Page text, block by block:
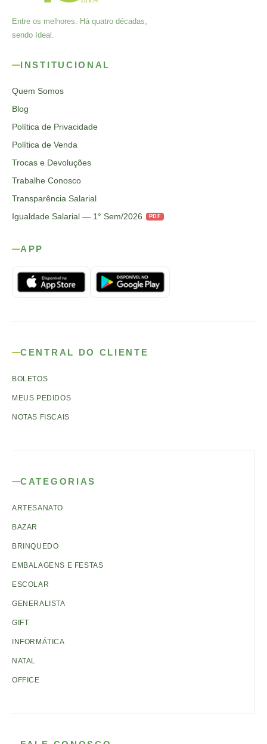
Entre os melhores. Há quatro décadas,
sendo Ideal.
INSTITUCIONAL
Quem Somos
Blog
Política de Privacidade
Política de Venda
Trocas e Devoluções
Trabalhe Conosco
Transparência Salarial
Igualdade Salarial — 1° Sem/2026
PDF
APP
CENTRAL DO CLIENTE
BOLETOS
MEUS PEDIDOS
NOTAS FISCAIS
CATEGORIAS
ARTESANATO
BAZAR
BRINQUEDO
EMBALAGENS E FESTAS
ESCOLAR
GENERALISTA
GIFT
INFORMÁTICA
NATAL
OFFICE